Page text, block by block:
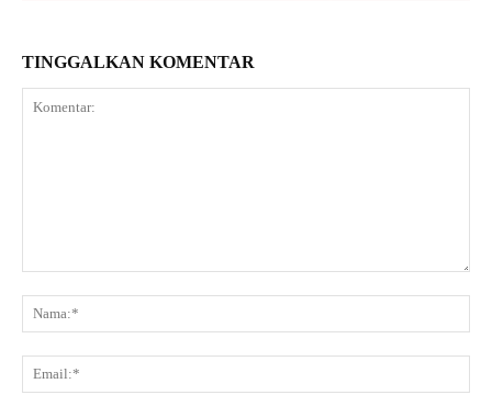
TINGGALKAN KOMENTAR